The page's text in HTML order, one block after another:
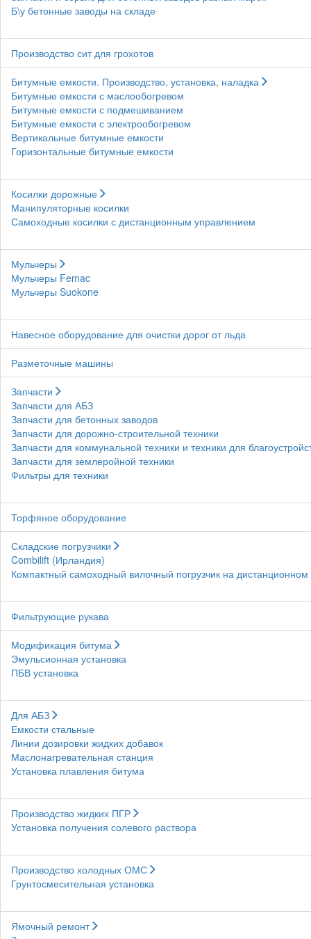
Б\у бетонные заводы на складе
Производство сит для грохотов
Битумные емкости. Производство, установка, наладка
Битумные емкости с маслообогревом
Битумные емкости с подмешиванием
Битумные емкости с электрообогревом
Вертикальные битумные емкости
Горизонтальные битумные емкости
Косилки дорожные
Манипуляторные косилки
Самоходные косилки с дистанционным управлением
Мульчеры
Мульчеры Femac
Мульчеры Suokone
Навесное оборудование для очистки дорог от льда
Разметочные машины
Запчасти
Запчасти для АБЗ
Запчасти для бетонных заводов
Запчасти для дорожно-строительной техники
Запчасти для коммунальной техники и техники для
Запчасти для землеройной техники
Фильтры для техники
Торфяное оборудование
Складские погрузчики
Combilift (Ирландия)
Компактный самоходный вилочный погрузчик на
Фильтрующие рукава
Модификация битума
Эмульсионная установка
ПБВ установка
Для АБЗ
Емкости стальные
Линии дозировки жидких добавок
Маслонагревательная станция
Установка плавления битума
Производство жидких ПГР
Установка получения солевого раствора
Производство холодных ОМС
Грунтосмесительная установка
Ямочный ремонт